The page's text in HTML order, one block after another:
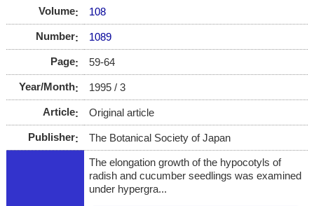
Volume 108
Number 1089
Page 59-64
Year/Month 1995 / 3
Article Original article
Publisher The Botanical Society of Japan
The elongation growth of the hypocotyls of
radish and cucumber seedlings was examined
under hypergra...